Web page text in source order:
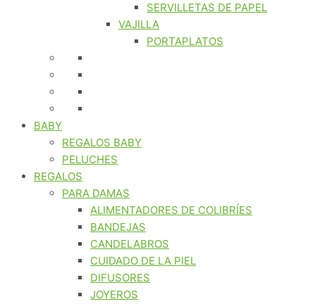
SERVILLETAS DE PAPEL
VAJILLA
PORTAPLATOS
BABY
REGALOS BABY
PELUCHES
REGALOS
PARA DAMAS
ALIMENTADORES DE COLIBRÍES
BANDEJAS
CANDELABROS
CUIDADO DE LA PIEL
DIFUSORES
JOYEROS